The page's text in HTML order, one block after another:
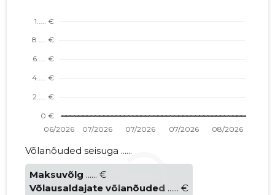
Võlanõuded seisuga ......
Maksuvõlg ...... €
Võlausaldajate võlanõuded ...... €